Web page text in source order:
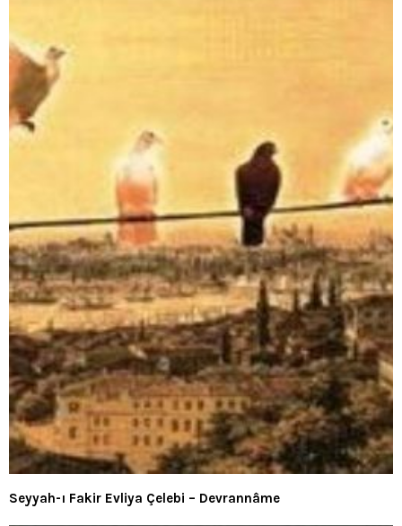
Seyyah-ı Fakir Evliya Çelebi – Devrannâme